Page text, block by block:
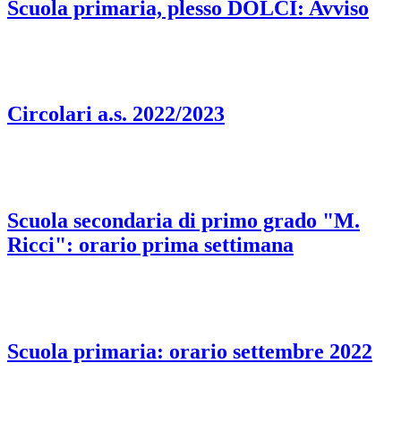
Scuola primaria, plesso DOLCI: Avviso
Circolari a.s. 2022/2023
Scuola secondaria di primo grado "M.
Ricci": orario prima settimana
Scuola primaria: orario settembre 2022